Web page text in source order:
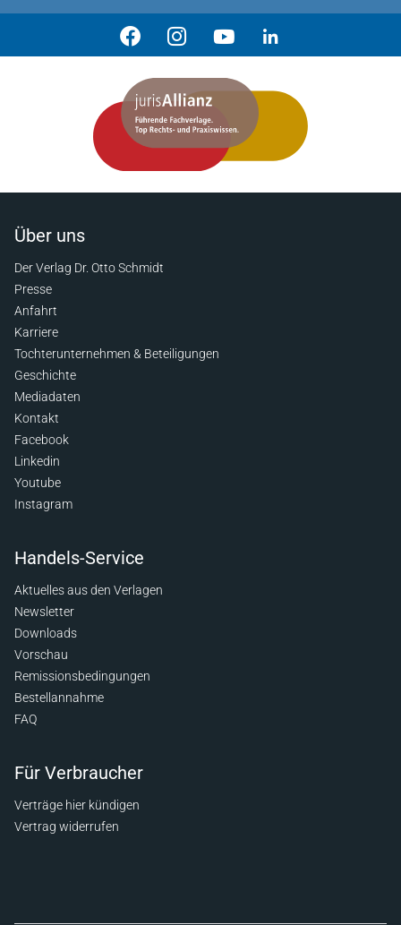
Über uns
Der Verlag Dr. Otto Schmidt
Presse
Anfahrt
Karriere
Tochterunternehmen & Beteiligungen
Geschichte
Mediadaten
Kontakt
Facebook
Linkedin
Youtube
Instagram
Handels-Service
Aktuelles aus den Verlagen
Newsletter
Downloads
Vorschau
Remissionsbedingungen
Bestellannahme
FAQ
Für Verbraucher
Verträge hier kündigen
Vertrag widerrufen